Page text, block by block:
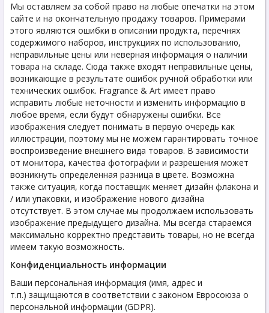
Мы оставляем за собой право на любые опечатки на этом
сайте и на окончательную продажу товаров. Примерами
этого являются ошибки в описании продукта, перечнях
содержимого наборов, инструкциях по использованию,
неправильные цены или неверная информация о наличии
товара на складе. Сюда также входят неправильные цены,
возникающие в результате ошибок ручной обработки или
технических ошибок. Fragrance & Art имеет право
исправить любые неточности и изменить информацию в
любое время, если будут обнаружены ошибки. Все
изображения следует понимать в первую очередь как
иллюстрации, поэтому мы не можем гарантировать точное
воспроизведение внешнего вида товаров. В зависимости
от монитора, качества фотографии и разрешения может
возникнуть определенная разница в цвете. Возможна
также ситуация, когда поставщик меняет дизайн флакона и
/ или упаковки, и изображение нового дизайна
отсутствует. В этом случае мы продолжаем использовать
изображение предыдущего дизайна. Мы всегда стараемся
максимально корректно представить товары, но не всегда
имеем такую возможность.
Конфиденциальность информации
Ваши персональная информация (имя, адрес и
т.п.) защищаются в соответствии с законом Евросоюза о
персональной информации (GDPR).